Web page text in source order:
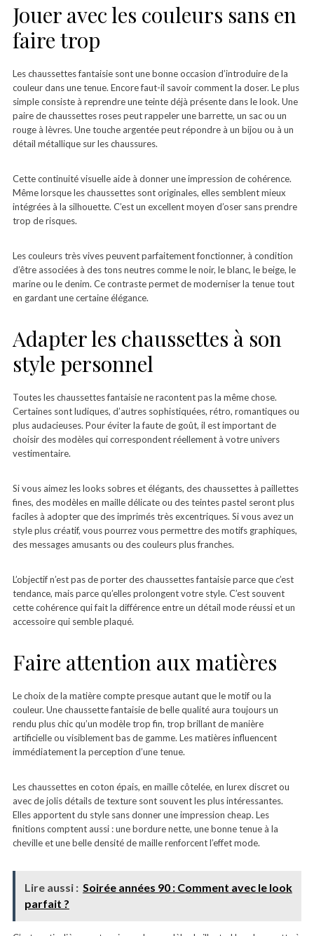
Jouer avec les couleurs sans en
faire trop
Les chaussettes fantaisie sont une bonne occasion d’introduire de la
couleur dans une tenue. Encore faut-il savoir comment la doser. Le plus
simple consiste à reprendre une teinte déjà présente dans le look. Une
paire de chaussettes roses peut rappeler une barrette, un sac ou un
rouge à lèvres. Une touche argentée peut répondre à un bijou ou à un
détail métallique sur les chaussures.
Cette continuité visuelle aide à donner une impression de cohérence.
Même lorsque les chaussettes sont originales, elles semblent mieux
intégrées à la silhouette. C’est un excellent moyen d’oser sans prendre
trop de risques.
Les couleurs très vives peuvent parfaitement fonctionner, à condition
d’être associées à des tons neutres comme le noir, le blanc, le beige, le
marine ou le denim. Ce contraste permet de moderniser la tenue tout
en gardant une certaine élégance.
Adapter les chaussettes à son
style personnel
Toutes les chaussettes fantaisie ne racontent pas la même chose.
Certaines sont ludiques, d’autres sophistiquées, rétro, romantiques ou
plus audacieuses. Pour éviter la faute de goût, il est important de
choisir des modèles qui correspondent réellement à votre univers
vestimentaire.
Si vous aimez les looks sobres et élégants, des chaussettes à paillettes
fines, des modèles en maille délicate ou des teintes pastel seront plus
faciles à adopter que des imprimés très excentriques. Si vous avez un
style plus créatif, vous pourrez vous permettre des motifs graphiques,
des messages amusants ou des couleurs plus franches.
L’objectif n’est pas de porter des chaussettes fantaisie parce que c’est
tendance, mais parce qu’elles prolongent votre style. C’est souvent
cette cohérence qui fait la différence entre un détail mode réussi et un
accessoire qui semble plaqué.
Faire attention aux matières
Le choix de la matière compte presque autant que le motif ou la
couleur. Une chaussette fantaisie de belle qualité aura toujours un
rendu plus chic qu’un modèle trop fin, trop brillant de manière
artificielle ou visiblement bas de gamme. Les matières influencent
immédiatement la perception d’une tenue.
Les chaussettes en coton épais, en maille côtelée, en lurex discret ou
avec de jolis détails de texture sont souvent les plus intéressantes.
Elles apportent du style sans donner une impression cheap. Les
finitions comptent aussi : une bordure nette, une bonne tenue à la
cheville et une belle densité de maille renforcent l’effet mode.
Lire aussi : Soirée années 90 : Comment avec le look
parfait ?